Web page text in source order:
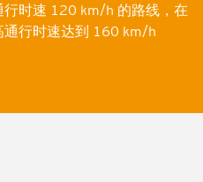
行时速 120 km/h 的路线，在
通行时速达到 160 km/h